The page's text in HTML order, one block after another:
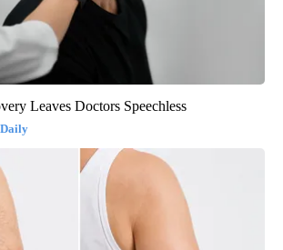
Leaves Doctors Speechless